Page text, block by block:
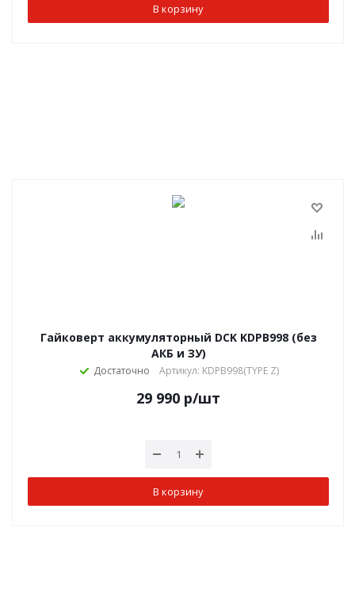
В корзину
Гайковерт аккумуляторный DCK KDPB998 (без
АКБ и ЗУ)
Достаточно Артикул: KDPB998(TYPE Z)
29 990 р/шт
В корзину